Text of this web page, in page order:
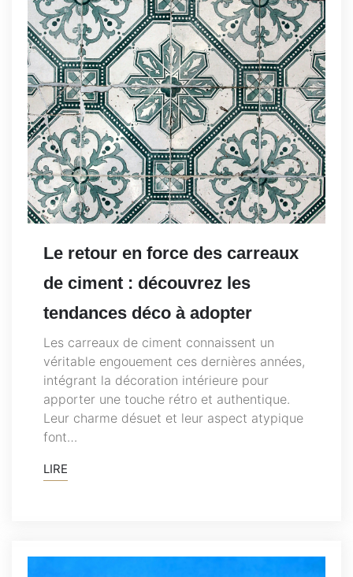
Le retour en force des carreaux
de ciment : découvrez les
tendances déco à adopter
Les carreaux de ciment connaissent un
véritable engouement ces dernières années,
intégrant la décoration intérieure pour
apporter une touche rétro et authentique.
Leur charme désuet et leur aspect atypique
font…
LIRE